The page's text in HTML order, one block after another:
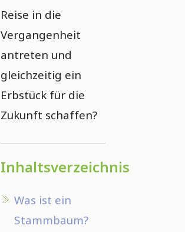
Reise in die
Vergangenheit
antreten und
gleichzeitig ein
Erbstück für die
Zukunft schaffen?
Inhaltsverzeichnis
Was ist ein
Stammbaum?